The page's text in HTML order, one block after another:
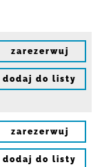
zarezerwuj
dodaj do listy
zarezerwuj
dodaj do listy